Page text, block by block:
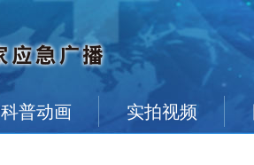
科普动画 实拍视频